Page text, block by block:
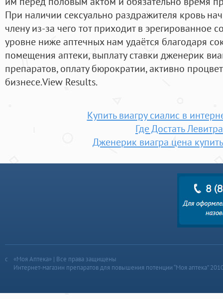
При наличии сексуально раздражителя кровь
члену из-за чего тот приходит в эрегированное
уровне ниже аптечных нам удаётся благодаря
помещения аптеки, выплату ставки дженерик
препаратов, оплату бюрократии, активно
бизнесе.View Results.
Купить виагру сиалис в
Где Достать Левитра
Дженерик виагра цена
«Моя Аптека» | Все права защищены
Интернет-магазин препаратов для повышения потенции “Моя аптека”